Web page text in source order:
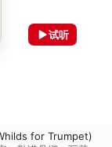
试听
for Trumpet)